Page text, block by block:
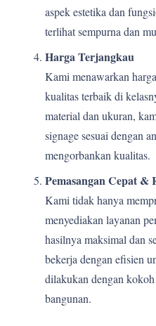
aspek estetika dan
terlihat sempurna dan
Harga Terjangkau
Kami menawarkan
kualitas terbaik di
material dan ukuran,
signage sesuai dengan
mengorbankan kualitas.
Pemasangan Cepat &
Kami tidak hanya
menyediakan layanan
hasilnya maksimal dan
bekerja dengan efisien
dilakukan dengan
bangunan.